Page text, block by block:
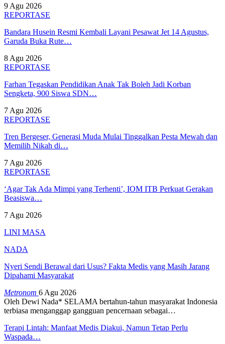
9 Agu 2026
REPORTASE
Bandara Husein Resmi Kembali Layani Pesawat Jet 14 Agustus,
Garuda Buka Rute…
8 Agu 2026
REPORTASE
Farhan Tegaskan Pendidikan Anak Tak Boleh Jadi Korban
Sengketa, 900 Siswa SDN…
7 Agu 2026
REPORTASE
Tren Bergeser, Generasi Muda Mulai Tinggalkan Pesta Mewah dan
Memilih Nikah di…
7 Agu 2026
REPORTASE
‘Agar Tak Ada Mimpi yang Terhenti’, IOM ITB Perkuat Gerakan
Beasiswa…
7 Agu 2026
LINI MASA
NADA
Nyeri Sendi Berawal dari Usus? Fakta Medis yang Masih Jarang
Dipahami Masyarakat
Metronom 6 Agu 2026
Oleh Dewi Nada* SELAMA bertahun-tahun masyarakat Indonesia
terbiasa menganggap gangguan pencernaan sebagai…
Terapi Lintah: Manfaat Medis Diakui, Namun Tetap Perlu
Waspada…